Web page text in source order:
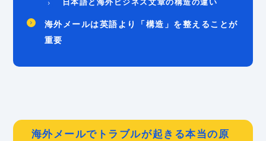
海外メールは英語より「構造」を整えることが
重要
海外メールでトラブルが起きる本当の原